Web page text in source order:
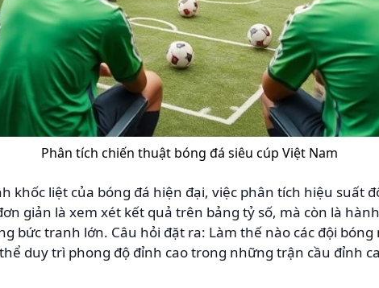
Phân tích chiến thuật bóng đá siêu cúp Việt Nam
khốc liệt của bóng đá hiện đại, việc phân tích hiệu suất
giản là xem xét kết quả trên bảng tỷ số, mà còn là
bức tranh lớn. Câu hỏi đặt ra: Làm thế nào các đội bóng
duy trì phong độ đỉnh cao trong những trận cầu đỉnh